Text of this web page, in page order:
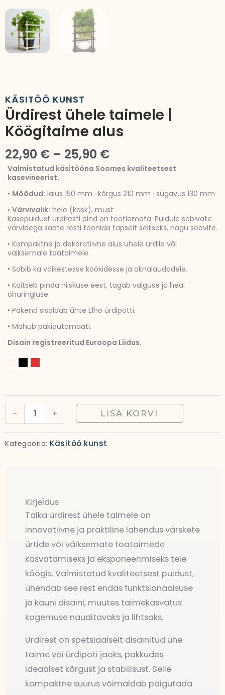
KÄSITÖÖ KUNST
Ürdirest ühele taimele |
Köögitaime alus
22,90 € – 25,90 €Hinnavahemik:
22,90 €
25,90 €
Valmistatud käsitööna Soomes kvaliteetsest
kasevineerist.
• Mõõdud: laius 150 mm · kõrgus 210 mm · sügavus 130 mm
• Värvivalik: hele (kask), must
Kasepuidust ürdiresti pind on töötlemata. Puidule sobivate
värvidega saate resti toonida täpselt selliseks, nagu soovite.
• Kompaktne ja dekoratiivne alus ühele ürdile või
väiksemale toataimele.
• Sobib ka väikestesse köökidesse ja aknalaudadele.
• Kaitseb pinda niiskuse eest, tagab valguse ja hea
õhuringluse.
• Pakend sisaldab ühte Elho ürdipotti.
• Mahub pakiautomaati.
Disain registreeritud Euroopa Liidus.
-
Ürdirest
|
Köögitaime
alus
kogus
+ LISA KORVI
Kategooria: Käsitöö kunst
Kirjeldus
Taika ürdirest ühele taimele on
innovatiivne ja praktiline lahendus värskete
ürtide või väiksemate toataimede
kasvatamiseks ja eksponeerimiseks teie
köögis. Valmistatud kvaliteetsest puidust,
ühendab see rest endas funktsionaalsuse
ja kauni disaini, muutes taimekasvatus
kogemuse nauditavaks ja lihtsaks.
Ürdirest on spetsiaalselt disainitud ühe
taime või ürdipoti jaoks, pakkudes
ideaalset kõrgust ja stabiilsust. Selle
kompaktne suurus võimaldab paigutada